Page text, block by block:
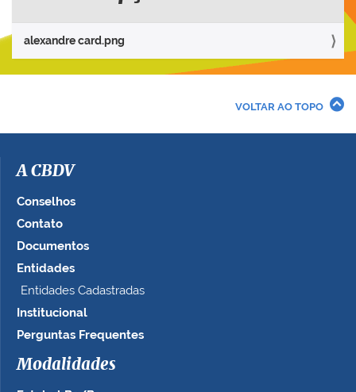
i
a
e
o
t
a
n
o
alexandre card.png
VOLTAR AO TOPO
A CBDV
Conselhos
Contato
Documentos
Entidades
Entidades Cadastradas
Institucional
Perguntas Frequentes
Modalidades